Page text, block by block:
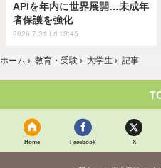
APIを年内に世界展開…未成年
者保護を強化
2026.7.31 Fri 13:45
ホーム › 教育・受験 › 大学生 › 記事
Home Facebook X